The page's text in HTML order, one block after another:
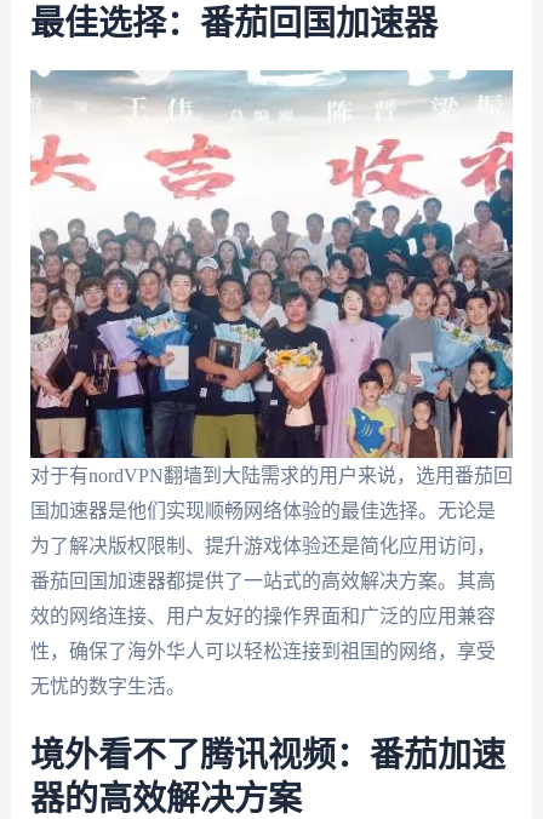
最佳选择：番茄回国加速器
对于有nordVPN翻墙到大陆需求的用户来说，选用番茄回
国加速器是他们实现顺畅网络体验的最佳选择。无论是
为了解决版权限制、提升游戏体验还是简化应用访问，
番茄回国加速器都提供了一站式的高效解决方案。其高
效的网络连接、用户友好的操作界面和广泛的应用兼容
性，确保了海外华人可以轻松连接到祖国的网络，享受
无忧的数字生活。
境外看不了腾讯视频：番茄加速
器的高效解决方案